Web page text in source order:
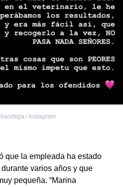
/ Instagram
que la empleada ha estado
varios años y que
pequeña. “Marina